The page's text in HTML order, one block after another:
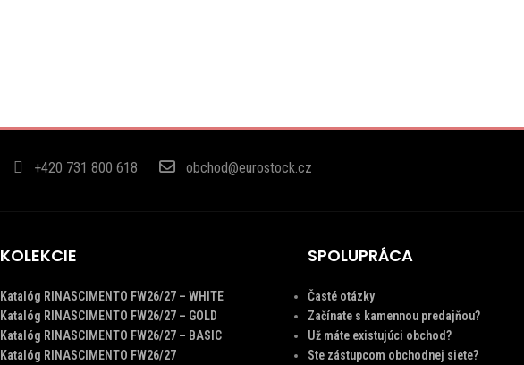
+420 731 800 618 obchod@eurostock.cz
KOLEKCIE
Katalóg RINASCIMENTO FW26/27 – WHITE
Katalóg RINASCIMENTO FW26/27 – GOLD
Katalóg RINASCIMENTO FW26/27 – BASIC
Katalóg RINASCIMENTO FW26/27
SPOLUPRÁCA
Časté otázky
Začínate s kamennou predajňou?
Už máte existujúci obchod?
Ste zástupcom obchodnej siete?